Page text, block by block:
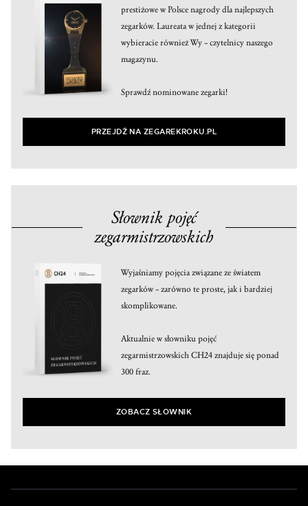
prestiżowe w Polsce nagrody dla najlepszych
zegarków. Laureata w jednej z kategorii
wybieracie również Wy – czytelnicy naszego
magazynu.
Sprawdź nominowane zegarki!
PRZEJDŹ NA ZEGAREKROKU.PL
Słownik pojęć
zegarmistrzowskich
Wyjaśniamy pojęcia związane ze światem
zegarków – zarówno te proste, jak i bardziej
skomplikowane.
Aktualnie w słowniku pojęć
zegarmistrzowskich CH24 znajduje się ponad
300 fraz.
ZOBACZ SŁOWNIK